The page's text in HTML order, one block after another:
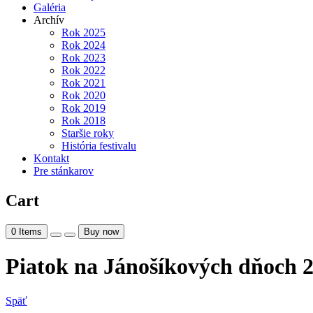
Galéria
Archív
Rok 2025
Rok 2024
Rok 2023
Rok 2022
Rok 2021
Rok 2020
Rok 2019
Rok 2018
Staršie roky
História festivalu
Kontakt
Pre stánkarov
Cart
0 Items Buy now
Piatok na Jánošíkových dňoch
Späť